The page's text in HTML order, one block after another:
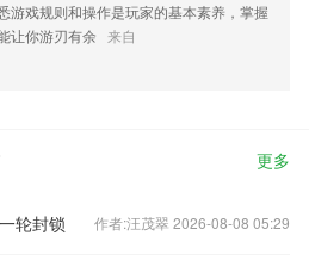
游戏规则和操作是玩家的基本素养，掌握
让你游刃有余 来自
更多
轮封锁 作者:汪茂翠 2026-08-08 05:29